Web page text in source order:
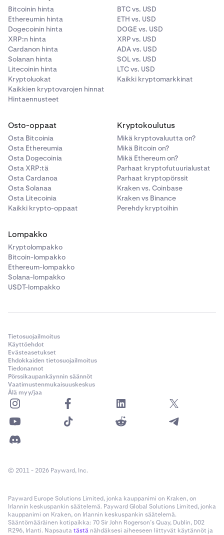
Bitcoinin hinta
Ethereumin hinta
Dogecoinin hinta
XRP:n hinta
Cardanon hinta
Solanan hinta
Litecoinin hinta
Kryptoluokat
Kaikkien kryptovarojen hinnat
Hintaennusteet
BTC vs. USD
ETH vs. USD
DOGE vs. USD
XRP vs. USD
ADA vs. USD
SOL vs. USD
LTC vs. USD
Kaikki kryptomarkkinat
Osto-oppaat
Osta Bitcoinia
Osta Ethereumia
Osta Dogecoinia
Osta XRP:tä
Osta Cardanoa
Osta Solanaa
Osta Litecoinia
Kaikki krypto-oppaat
Kryptokoulutus
Mikä kryptovaluutta on?
Mikä Bitcoin on?
Mikä Ethereum on?
Parhaat kryptofutuurialustat
Parhaat kryptopörssit
Kraken vs. Coinbase
Kraken vs Binance
Perehdy kryptoihin
Lompakko
Kryptolompakko
Bitcoin-lompakko
Ethereum-lompakko
Solana-lompakko
USDT-lompakko
Tietosuojailmoitus
Käyttöehdot
Evästeasetukset
Ehdokkaiden tietosuojailmoitus
Tiedonannot
Pörssikaupankäynnin säännöt
Vaatimustenmukaisuuskeskus
Älä myy/jaa
© 2011 - 2026 Payward, Inc.
Payward Europe Solutions Limited, jonka kauppanimi on Kraken, on
Irlannin keskuspankin säätelemä. Payward Global Solutions Limited, jonka
kauppanimi on Kraken, on Irlannin keskuspankin säätelemä.
Sääntömääräinen kotipaikka: 70 Sir John Rogerson’s Quay, Dublin, D02
R296, Irlanti. Napsautatästä nähdäksesi aiheeseen liittyvät käytännöt ja